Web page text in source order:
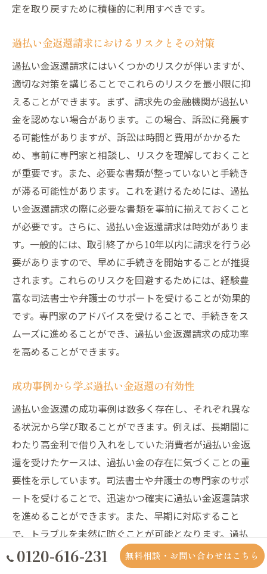
定を取り戻すために積極的に利用すべきです。
過払い金返還請求におけるリスクとその対策
過払い金返還請求にはいくつかのリスクが伴いますが、
適切な対策を講じることでこれらのリスクを最小限に抑
えることができます。まず、請求先の金融機関が過払い
金を認めない場合があります。この場合、訴訟に発展す
る可能性がありますが、訴訟は時間と費用がかかるた
め、事前に専門家と相談し、リスクを理解しておくこと
が重要です。また、必要な書類が整っていないと手続き
が滞る可能性があります。これを避けるためには、過払
い金返還請求の際に必要な書類を事前に揃えておくこと
が必要です。さらに、過払い金返還請求は時効がありま
す。一般的には、取引終了から10年以内に請求を行う必
要がありますので、早めに手続きを開始することが推奨
されます。これらのリスクを回避するためには、経験豊
富な司法書士や弁護士のサポートを受けることが効果的
です。専門家のアドバイスを受けることで、手続きをス
ムーズに進めることができ、過払い金返還請求の成功率
を高めることができます。
成功事例から学ぶ過払い金返還の有効性
過払い金返還の成功事例は数多く存在し、それぞれ異な
る状況から学び取ることができます。例えば、長期間に
わたり高金利で借り入れをしていた消費者が過払い金返
還を受けたケースは、過払い金の存在に気づくことの重
要性を示しています。司法書士や弁護士の専門家のサポ
ートを受けることで、迅速かつ確実に過払い金返還請求
を進めることができます。また、早期に対応すること
で、トラブルを未然に防ぐことが可能となります。過払
い金返還の成功事例から学べるポイントは、まず、借り
入れの詳細を確認し、専門家と相談することです。これ
0120-616-231 無料相談・お問い合わせはこちら